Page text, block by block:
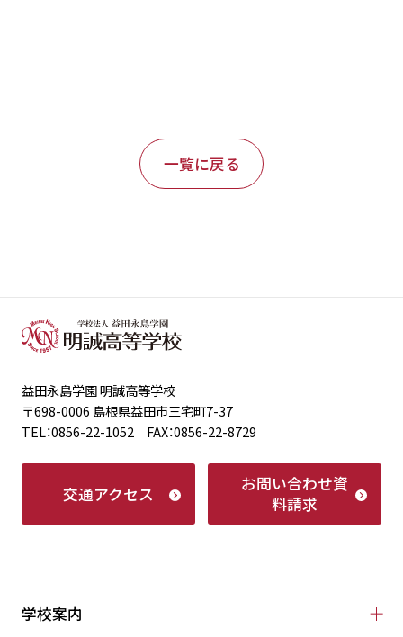
一覧に戻る
益田永島学園 明誠高等学校
〒698-0006 島根県益田市三宅町7-37
TEL：0856-22-1052 FAX：0856-22-8729
交通アクセス お問い合わせ資
料請求
学校案内